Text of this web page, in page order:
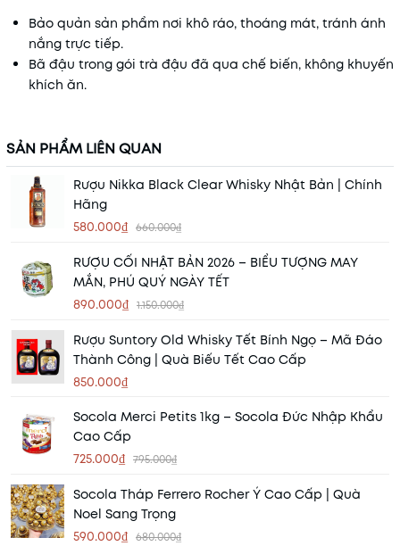
Bảo quản sản phẩm nơi khô ráo, thoáng mát, tránh ánh
nắng trực tiếp.
Bã đậu trong gói trà đậu đã qua chế biến, không khuyến
khích ăn.
SẢN PHẨM LIÊN QUAN
Rượu Nikka Black Clear Whisky Nhật Bản | Chính
Hãng
580.000₫ 660.000₫
RƯỢU CỐI NHẬT BẢN 2026 – BIỂU TƯỢNG MAY
MẮN, PHÚ QUÝ NGÀY TẾT
890.000₫ 1.150.000₫
Rượu Suntory Old Whisky Tết Bính Ngọ – Mã Đáo
Thành Công | Quà Biếu Tết Cao Cấp
850.000₫
Socola Merci Petits 1kg – Socola Đức Nhập Khẩu
Cao Cấp
725.000₫ 795.000₫
Socola Tháp Ferrero Rocher Ý Cao Cấp | Quà
Noel Sang Trọng
590.000₫ 680.000₫